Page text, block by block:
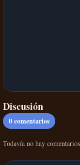
Discusión
0comentarios
Todavía no hay